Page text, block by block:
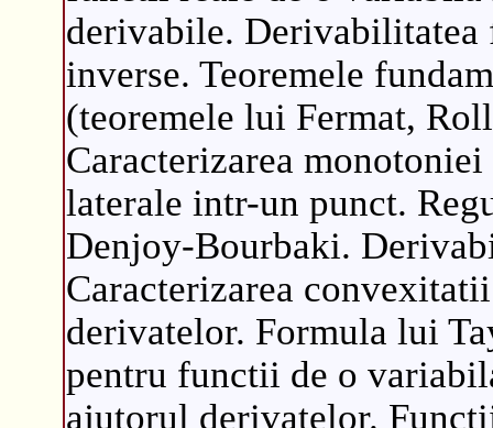
derivabile.
inverse. Teoremele
(teoremele lui Fermat,
Caracterizarea
laterale intr-un punct.
Denjoy-Bourbaki.
Caracterizarea
derivatelor. Formula lui
pentru functii de o
ajutorul derivatelor.